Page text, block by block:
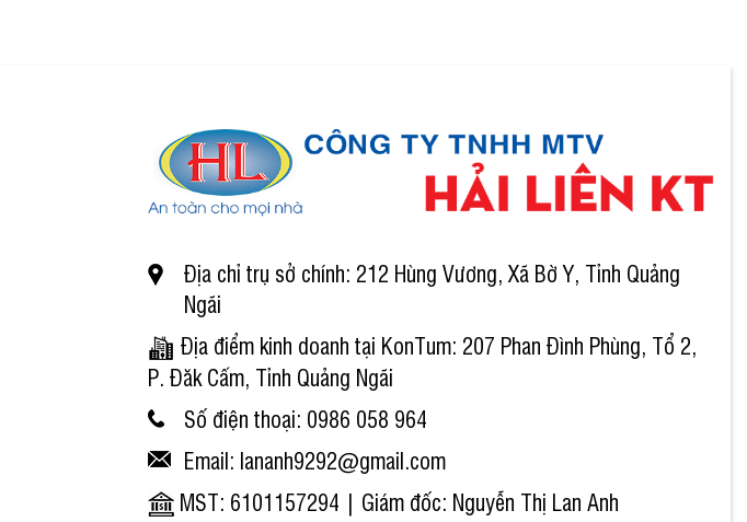
Địa chỉ trụ sở chính: 212 Hùng Vương, Xã Bờ Y, Tỉnh Quảng
Ngãi
Địa điểm kinh doanh tại KonTum: 207 Phan Đình Phùng, Tổ 2,
P. Đăk Cấm, Tỉnh Quảng Ngãi
Số điện thoại: 0986 058 964
Email: lananh9292@gmail.com
MST: 6101157294 | Giám đốc: Nguyễn Thị Lan Anh